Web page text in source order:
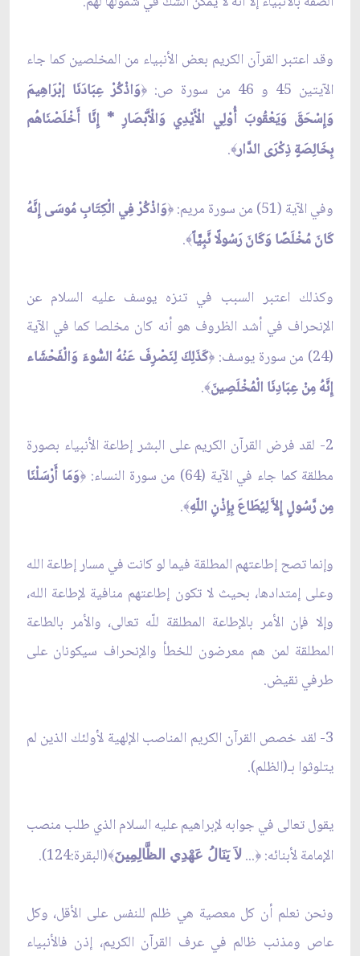
وقد اعتبر القرآن الكريم بعض الأنبياء من المخلصين كما جاء
الآيتين 45 و 46 من سورة ص:
﴿وَاذْكُرْ عِبَادَنَا إبْرَاهِيمَ
وَإِسْحَقَ وَيَعْقُوبَ أُوْلِي الْأَيْدِي وَالْأَبْصَارِ * إِنَّا أَخْلَصْنَاهُم
بِخَالِصَةٍ ذِكْرَى الدَّار﴾.
وفي الآية (51) من سورة مريم: ﴿وَاذْكُرْ فِي الْكِتَابِ مُوسَى إِنَّهُ
كَانَ مُخْلَصًا وَكَانَ رَسُولًا نَّبِيًّاً﴾.
وكذلك اعتبر السبب في تنزه يوسف عليه السلام عن
الإنحراف في أشد الظروف هو أنه كان مخلصا كما في الآية
(24) من سورة يوسف:
﴿كَذَلِكَ لِنَصْرِفَ عَنْهُ السُّوءَ وَالْفَحْشَاء
إِنَّهُ مِنْ عِبَادِنَا الْمُخْلَصِينَ﴾.
2- لقد فرض القرآن الكريم على البشر إطاعة الأنبياء بصورة
مطلقة كما جاء في الآية (64) من سورة النساء:
﴿وَمَا أَرْسَلْنَا
مِن رَّسُولٍ إِلاَّ لِيُطَاعَ بِإِذْنِ اللّهِ﴾.
وإنما تصح إطاعتهم المطلقة فيما لو كانت في مسار إطاعة الله
وعلى إمتدادها، بحيث لا تكون إطاعتهم منافية لإطاعة الله،
وإلا فإن الأمر بالإطاعة المطلقة للّه تعالى، والأمر بالطاعة
المطلقة لمن هم معرضون للخطأ والإنحراف سيكونان على
طرفي نقيض.
3- لقد خصص القرآن الكريم المناصب الإلهية لأولئك الذين لم
يتلوثوا بـ(الظلم).
يقول تعالى في جوابه لإبراهيم عليه السلام الذي طلب منصب
الإمامة لأبنائه: ﴿... لاَ يَنَالُ عَهْدِي الظَّالِمِينَ﴾(البقرة:124).
ونحن نعلم أن كل معصية هي ظلم للنفس على الأقل، وكل
عاص ومذنب ظالم في عرف القرآن الكريم، إذن فالأنبياء